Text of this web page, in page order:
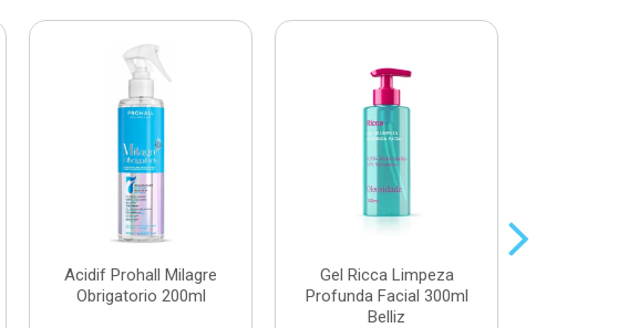
Acidif Prohall Milagre
Obrigatorio 200ml
Gel Ricca Limpeza
Profunda Facial 300ml
Belliz